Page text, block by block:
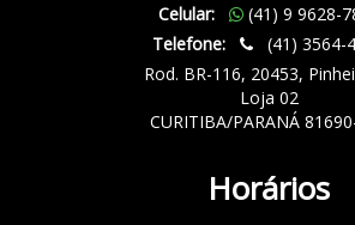
Celular:
(41) 9 9628-
Telefone:
(41) 3564-
Rod. BR-116, 20453,
Loja 02
CURITIBA/PARANÁ
Horários